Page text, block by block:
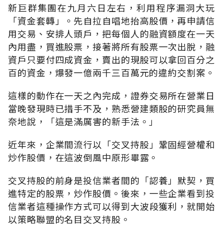
新巨群集團在九月六日左右，利用程序漏洞大玩
「資金套轉」。先自拉自唱地抬高股價，再申請信
用交易、安排人頭戶，把每個人的融資額度在一天
內用盡，買進股票，接著將所有股票一次出脫，融
資戶只要付四成資金，賣出的現股可以拿回百分之
百的資金，爆發一億兩千三百萬元的違約交割案。
這樣的動作在一天之內完成，證券交易所在營業日
當晚發現時已措手不及，熟悉營建類股的研究員無
奈地說，「這是滿厲害的新手法。」
近年來，企業間流行以「交叉持股」鞏固經營權和
炒作股價，在這波倒風中原形畢露。
交叉持股的前身是投信業者間的「認養」默契，買
進特定的股票，炒作股價。後來，一些企業看到投
信業者這種操作方式可以得到大波段獲利，就開始
以策略聯盟的名目交叉持股。